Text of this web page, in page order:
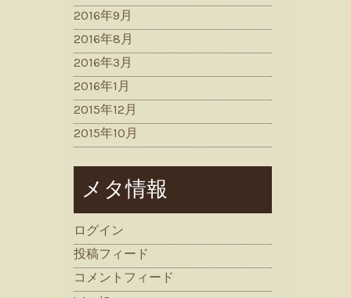
2016年9月
2016年8月
2016年3月
2016年1月
2015年12月
2015年10月
メタ情報
ログイン
投稿フィード
コメントフィード